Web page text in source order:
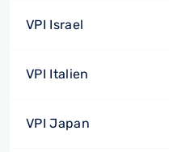
VPI Israel
VPI Italien
VPI Japan